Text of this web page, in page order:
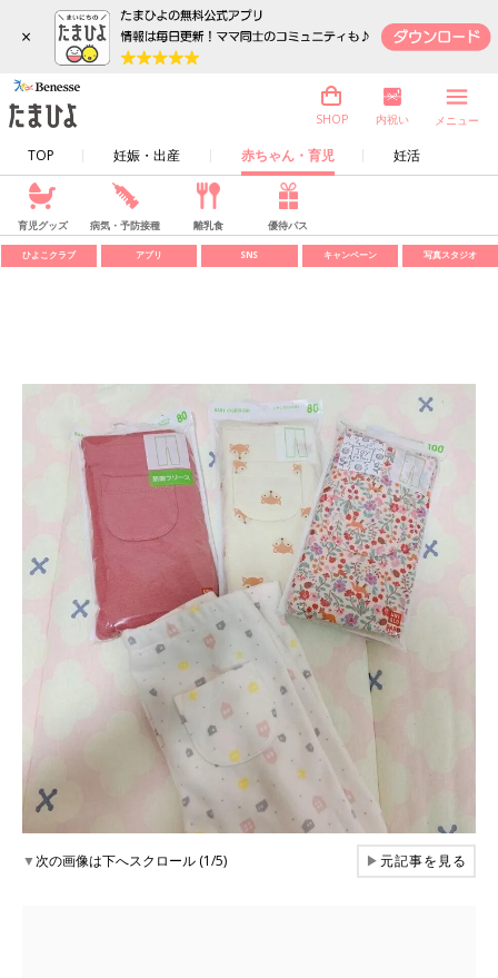
×
TOP 妊娠・出産 赤ちゃん・育児 妊活
SHOP 内祝い メニュー
育児グッズ 病気・予防接種 離乳食 優待パス
ひよこクラブ アプリ SNS キャンペーン 写真スタジオ
▼次の画像は下へスクロール (1/5) ▶元記事を見る